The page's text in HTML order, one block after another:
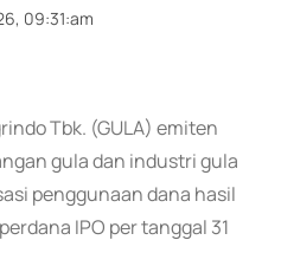
09:31:am
Tbk. (GULA) emiten
gula dan industri gula
penggunaan dana hasil
IPO per tanggal 31